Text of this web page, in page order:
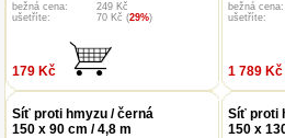
bežná cena:
249 Kč
ušetříte:
70 Kč (29%)
179 Kč
bežná cena:
ušetříte:
1 789 Kč
Síť proti hmyzu / černá
150 x 90 cm / 4,8 m
Síť proti
150 x